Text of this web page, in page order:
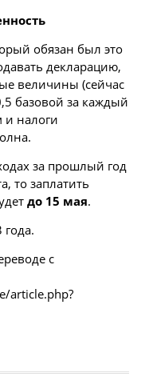
обязан был это
декларацию,
величины (сейчас
базовой за каждый
и налоги
за прошлый год
то заплатить
до 15 мая.
года.
с
article.php?